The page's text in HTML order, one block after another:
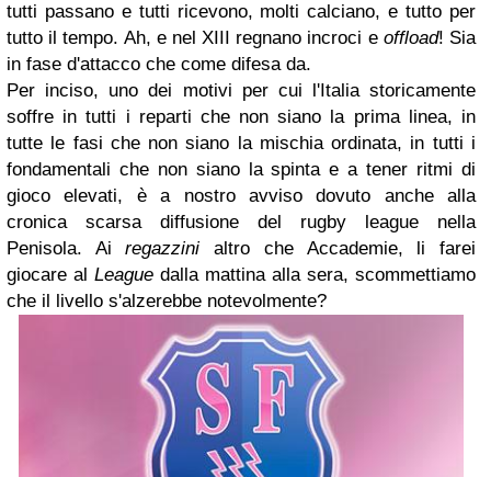
tutti passano e tutti ricevono, molti calciano, e tutto per
tutto il tempo. Ah, e nel XIII regnano incroci e offload! Sia
in fase d'attacco che come difesa da.
Per inciso, uno dei motivi per cui l'Italia storicamente
soffre in tutti i reparti che non siano la prima linea, in
tutte le fasi che non siano la mischia ordinata, in tutti i
fondamentali che non siano la spinta e a tener ritmi di
gioco elevati, è a nostro avviso dovuto anche alla
cronica scarsa diffusione del rugby league nella
Penisola. Airegazzinialtro che Accademie, li farei
giocare al League dalla mattina alla sera, scommettiamo
che il livello s'alzerebbe notevolmente?